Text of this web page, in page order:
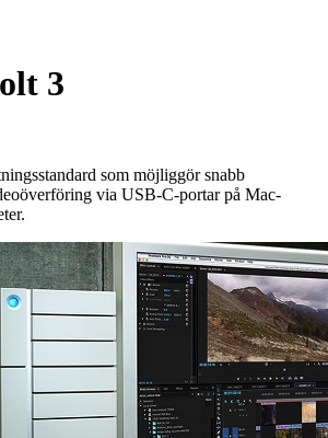
3
som möjliggör snabb
via USB-C-portar på Mac-